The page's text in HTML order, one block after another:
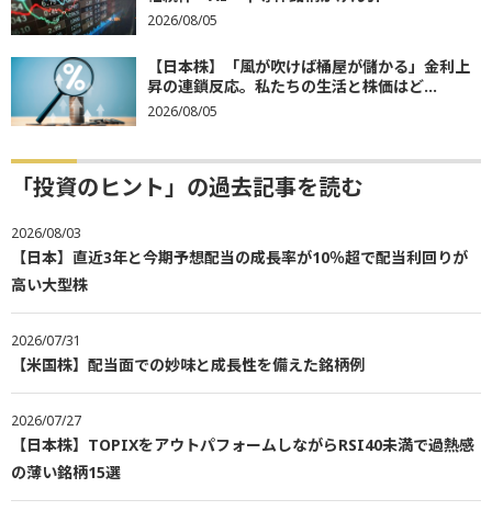
2026/08/05
【日本株】「風が吹けば桶屋が儲かる」金利上
昇の連鎖反応。私たちの生活と株価はど...
2026/08/05
「投資のヒント」の過去記事を読む
2026/08/03
【日本】直近3年と今期予想配当の成長率が10％超で配当利回りが
高い大型株
2026/07/31
【米国株】配当面での妙味と成長性を備えた銘柄例
2026/07/27
【日本株】TOPIXをアウトパフォームしながらRSI40未満で過熱感
の薄い銘柄15選